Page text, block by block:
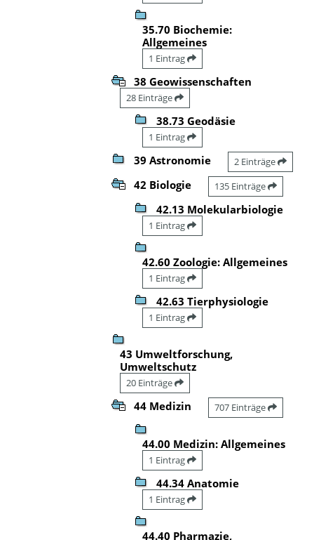
35.70 Biochemie:
Allgemeines
1 Eintrag
38 Geowissenschaften
28 Einträge
38.73 Geodäsie
1 Eintrag
39 Astronomie 2 Einträge
42 Biologie 135 Einträge
42.13 Molekularbiologie
1 Eintrag
42.60 Zoologie: Allgemeines
1 Eintrag
42.63 Tierphysiologie
1 Eintrag
43 Umweltforschung,
Umweltschutz
20 Einträge
44 Medizin 707 Einträge
44.00 Medizin: Allgemeines
1 Eintrag
44.34 Anatomie
1 Eintrag
44.40 Pharmazie,